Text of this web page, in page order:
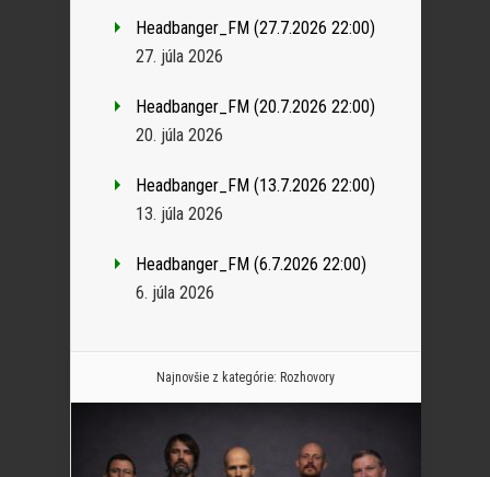
Headbanger_FM (27.7.2026 22:00)
27. júla 2026
Headbanger_FM (20.7.2026 22:00)
20. júla 2026
Headbanger_FM (13.7.2026 22:00)
13. júla 2026
Headbanger_FM (6.7.2026 22:00)
6. júla 2026
Najnovšie z kategórie: Rozhovory